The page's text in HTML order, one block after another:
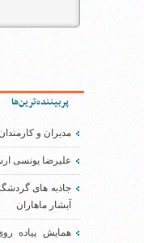
پربیننده‌ترین‌ها
مدیران و
علیرضا یونسی
جاذبه های
آبشار ماهاران
همایش پیاده